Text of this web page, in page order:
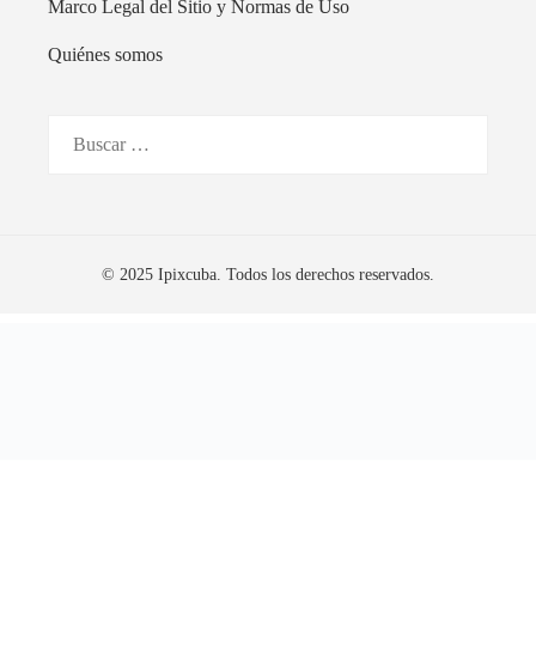
Marco Legal del Sitio y Normas de Uso
Quiénes somos
© 2025 Ipixcuba. Todos los derechos reservados.